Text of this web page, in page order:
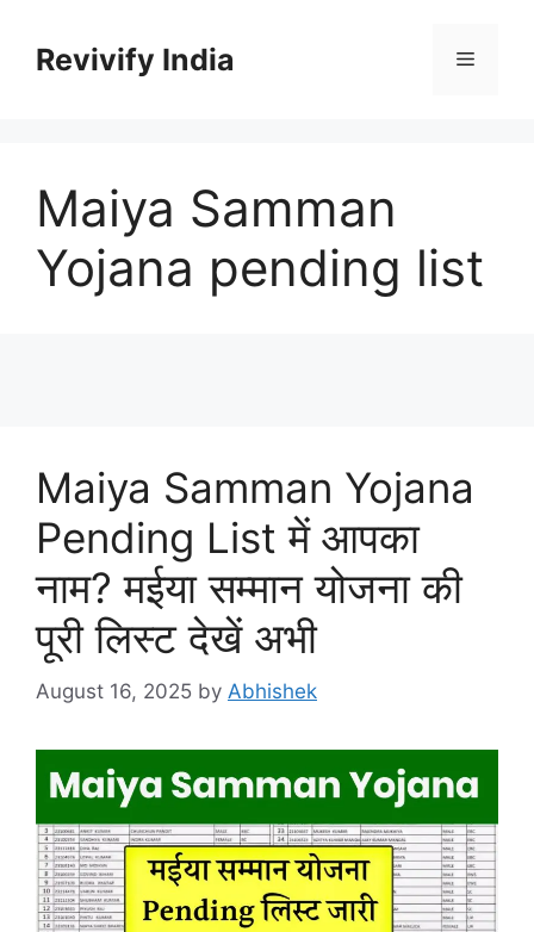
contentRevivify India Menu
Maiya Samman
Yojana pending list
Maiya Samman Yojana
Pending List में आपका
नाम? मईया सम्मान योजना की
पूरी लिस्ट देखें अभी
August 16, 2025 by Abhishek